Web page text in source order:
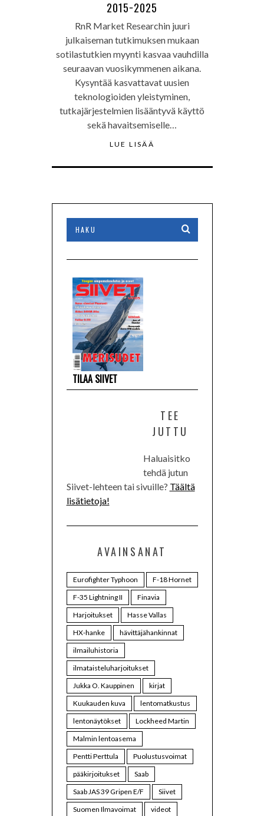
2015−2025
RnR Market Researchin juuri
julkaiseman tutkimuksen mukaan
sotilastutkien myynti kasvaa vauhdilla
seuraavan vuosikymmenen aikana.
Kysyntää kasvattavat uusien
teknologioiden yleistyminen,
tutkajärjestelmien lisääntyvä käyttö
sekä havaitsemiselle…
LUE LISÄÄ
TILAA SIIVET
TEE
JUTTU
Haluaisitko
tehdä jutun
Siivet-lehteen tai sivuille? Täältä
lisätietoja!
AVAINSANAT
Eurofighter Typhoon
F-18 Hornet
F-35 Lightning II
Finavia
Harjoitukset
Hasse Vallas
HX-hanke
hävittäjähankinnat
ilmailuhistoria
ilmataisteluharjoitukset
Jukka O. Kauppinen
kirjat
Kuukauden kuva
lentomatkustus
lentonäytökset
Lockheed Martin
Malmin lentoasema
Pentti Perttula
Puolustusvoimat
pääkirjoitukset
Saab
Saab JAS 39 Gripen E/F
Siivet
Suomen Ilmavoimat
videot